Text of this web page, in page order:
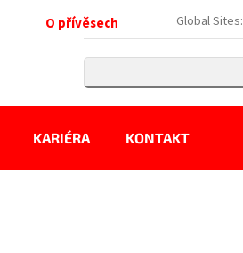
Global Sites:
O přívěsech
KARIÉRA KONTAKT